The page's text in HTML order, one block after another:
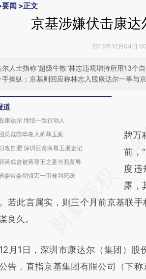
要闻 >正文
京基涉嫌伏击康
2015年12月04日
尔人士指称“超级牛散”林志违规增持所用13个
手操纵；京基则回应称林志入股康达尔一事与
道
康达尔 缔结一致行动人
总裁陈华卷入蒋尊玉案
改自肥 深圳巨贪蒋尊玉攫金记
英成曾被蒋尊玉之妻当面羞辱
委常委周镇宏一审被判死缓
成，
新观
对和
牌万
前，
度违
露，
若此言属实，则三个月前京基联
良久。
1日，深圳市康达尔（集团）股
告，直指京基集团有限公司（下